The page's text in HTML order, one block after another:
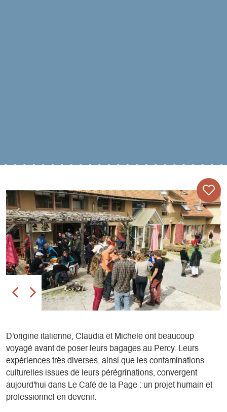
D'origine italienne, Claudia et Michele ont beaucoup
voyagé avant de poser leurs bagages au Percy. Leurs
expériences très diverses, ainsi que les contaminations
culturelles issues de leurs pérégrinations, convergent
aujourd'hui dans Le Café de la Page : un projet humain et
professionnel en devenir.